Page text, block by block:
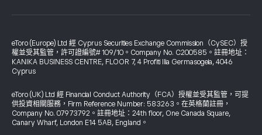
eToro (Europe) Ltd 經 Cyprus Securities Exchange Commission（CySEC）授
權並受其監管，許可證編號# 109/10。Company No. C200585。註冊地址：
KANIKA BUSINESS CENTRE, FLOOR 7, 4 Profiti Ilia Germasogeia, 4046
Cyprus
eToro (UK) Ltd 經 Financial Conduct Authority（FCA）授權並受其監管，可提
供投資相關服務，Firm Reference Number: 583263。在英格蘭註冊，
Company No. 07973792。註冊地址：24th floor, One Canada Square,
Canary Wharf, London E14 5AB, England。